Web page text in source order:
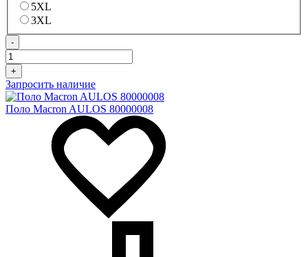
5XL
3XL
-
+
Запросить наличие
Поло Macron AULOS 80000008